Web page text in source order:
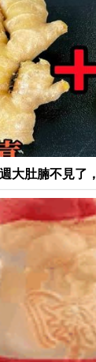
大肚腩不見了